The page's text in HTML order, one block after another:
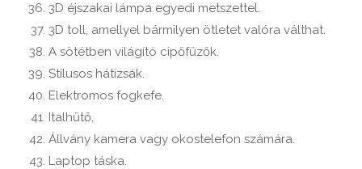
3D éjszakai lámpa egyedi metszettel.
3D toll, amellyel bármilyen ötletet valóra válthat.
A sötétben világító cipőfűzők.
Stílusos hátizsák.
Elektromos fogkefe.
Italhűtő.
Állvány kamera vagy okostelefon számára.
Laptop táska.